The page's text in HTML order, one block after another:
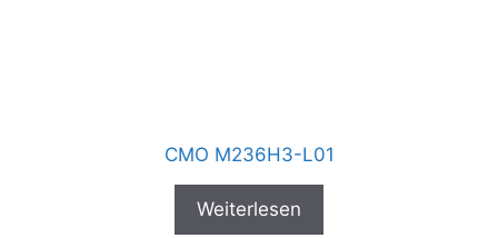
CMO M236H3-L01
Weiterlesen